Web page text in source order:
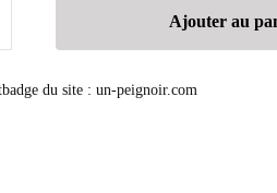
Ajouter au